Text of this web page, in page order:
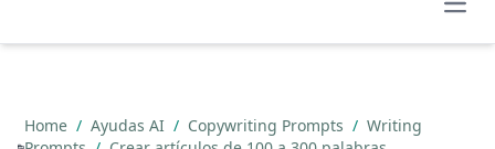
Home / Ayudas AI / Copywriting Prompts / Writing